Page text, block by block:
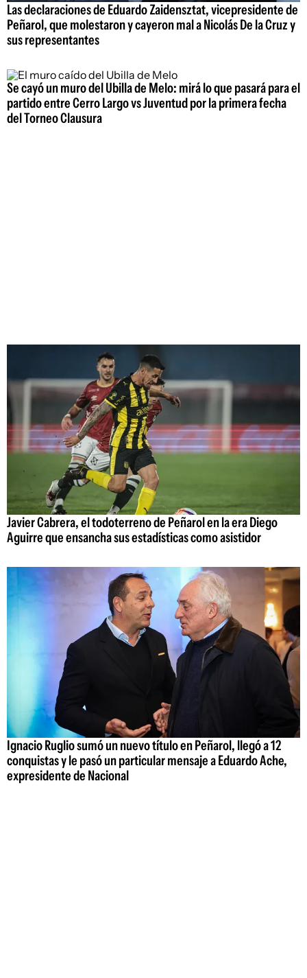
Las declaraciones de Eduardo Zaidensztat, vicepresidente de
Peñarol, que molestaron y cayeron mal a Nicolás De la Cruz y
sus representantes
Se cayó un muro del Ubilla de Melo: mirá lo que pasará para el
partido entre Cerro Largo vs Juventud por la primera fecha
del Torneo Clausura
Javier Cabrera, el todoterreno de Peñarol en la era Diego
Aguirre que ensancha sus estadísticas como asistidor
Ignacio Ruglio sumó un nuevo título en Peñarol, llegó a 12
conquistas y le pasó un particular mensaje a Eduardo Ache,
expresidente de Nacional